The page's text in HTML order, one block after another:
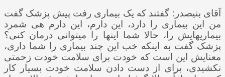
آقای بنی­صدر: گفتند که یک بیماری رفت پیش پزشک گفت
من این بیماری را دارد، این دارم، این دارم هی شمرد
بیماری­هایش را، حالا شما اینها را می­توانی درمان کنی؟
پزشک گفت به اینکه خب این چند بیماری را شما داری،
معنایش این است که خودت برای سلامت خودت زحمتی
نکشیدی، برای از دست دادن سلامت خودت بسیار کار